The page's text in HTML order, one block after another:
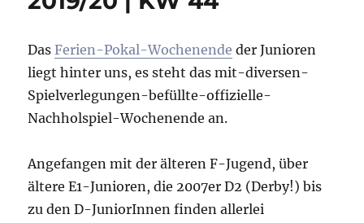
DasFerien-Pokal-Wochenende der Junioren
liegt hinter uns, es steht das mit-diversen-
Spielverlegungen-befüllte-offizielle-
Nachholspiel-Wochenende an.
Angefangen mit der älteren F-Jugend, über
ältere E1-Junioren, die 2007er D2 (Derby!) bis
zu den D-JuniorInnen finden allerlei